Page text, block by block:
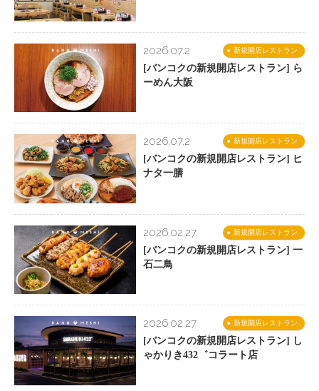
新規開店レストラン
2026.07.2
[バンコクの新規開店レストラン] ら
ーめん大阪
新規開店レストラン
2026.07.2
[バンコクの新規開店レストラン] ヒ
ナタ一膳
新規開店レストラン
2026.02.27
[バンコクの新規開店レストラン] 一
石二鳥
新規開店レストラン
2026.02.27
[バンコクの新規開店レストラン] し
ゃかりき432゛コラート店